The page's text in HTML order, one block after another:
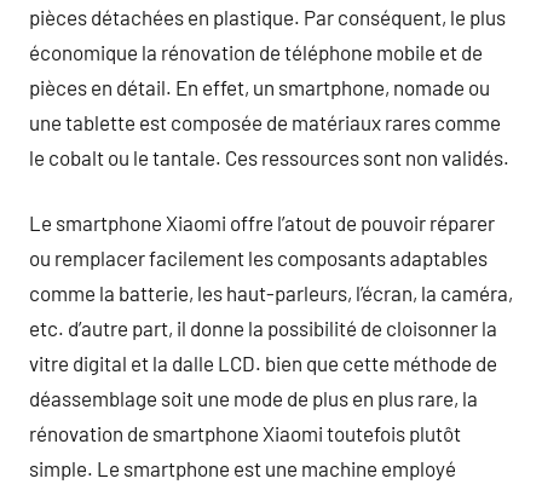
pièces détachées en plastique. Par conséquent, le plus
économique la rénovation de téléphone mobile et de
pièces en détail. En effet, un smartphone, nomade ou
une tablette est composée de matériaux rares comme
le cobalt ou le tantale. Ces ressources sont non validés.
Le smartphone Xiaomi offre l’atout de pouvoir réparer
ou remplacer facilement les composants adaptables
comme la batterie, les haut-parleurs, l’écran, la caméra,
etc. d’autre part, il donne la possibilité de cloisonner la
vitre digital et la dalle LCD. bien que cette méthode de
déassemblage soit une mode de plus en plus rare, la
rénovation de smartphone Xiaomi toutefois plutôt
simple. Le smartphone est une machine employé